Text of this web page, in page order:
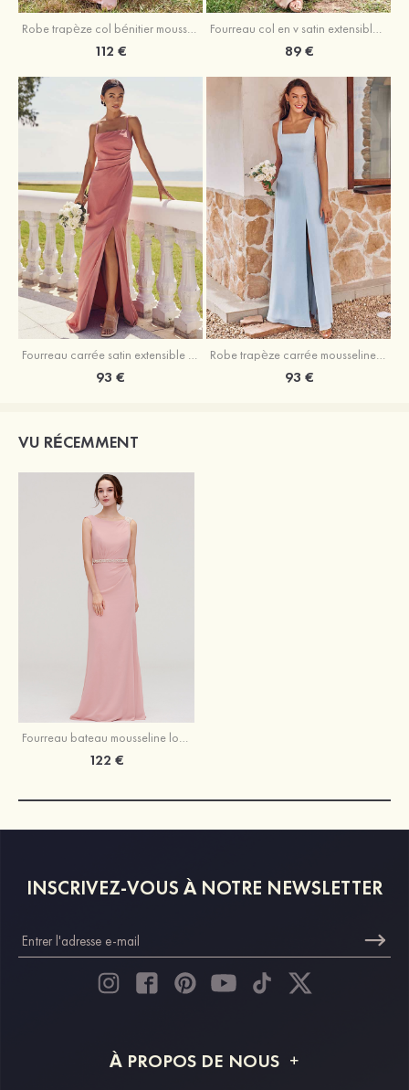
Robe trapèze col bénitier mousseline ras du sol robe de demoiselle d'honneur
112 €
Fourreau col en v satin extensible asymétrique robe de demoiselle d'honneur
89 €
93 € 93 €
VU RÉCEMMENT
Fourreau bateau mousseline longueur ras du sol robe de demoiselle d'honneur avec perle sangle
122 €
INSCRIVEZ-VOUS À NOTRE NEWSLETTER
À PROPOS DE NOUS